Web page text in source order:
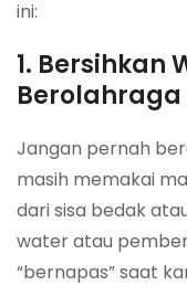
ini:
1. Bersihkan
Berolahraga
Jangan pernah
masih memakai
dari sisa bedak
water atau
“bernapas” saat